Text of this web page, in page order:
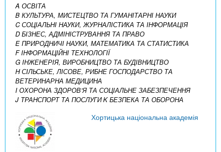
A ОСВІТА
B КУЛЬТУРА, МИСТЕЦТВО ТА ГУМАНІТАРНІ НАУКИ
C СОЦІАЛЬНІ НАУКИ, ЖУРНАЛІСТИКА ТА ІНФОРМАЦІЯ
D БІЗНЕС, АДМІНІСТРУВАННЯ ТА ПРАВО
E ПРИРОДНИЧІ НАУКИ, МАТЕМАТИКА ТА СТАТИСТИКА
F ІНФОРМАЦІЙНІ ТЕХНОЛОГІЇ
G ІНЖЕНЕРІЯ, ВИРОБНИЦТВО ТА БУДІВНИЦТВО
H СІЛЬСЬКЕ, ЛІСОВЕ, РИБНЕ ГОСПОДАРСТВО ТА
ВЕТЕРИНАРНА МЕДИЦИНА
I ОХОРОНА ЗДОРОВ’Я ТА СОЦІАЛЬНЕ ЗАБЕЗПЕЧЕННЯ
J ТРАНСПОРТ ТА ПОСЛУГИK БЕЗПЕКА ТА ОБОРОНА
Хортицька національна академія